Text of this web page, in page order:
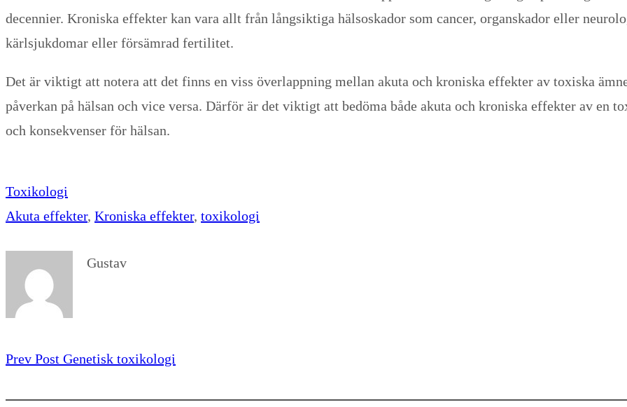
decennier. Kroniska effekter kan vara allt från långsiktiga hälsoskador som cancer, organskador eller
kärlsjukdomar eller försämrad fertilitet.
Det är viktigt att notera att det finns en viss överlappning mellan akuta och kroniska effekter av toxiska
påverkan på hälsan och vice versa. Därför är det viktigt att bedöma både akuta och kroniska effekter av en
och konsekvenser för hälsan.
Toxikologi
Akuta effekter, Kroniska effekter, toxikologi
Gustav
Prev Post Genetisk toxikologi